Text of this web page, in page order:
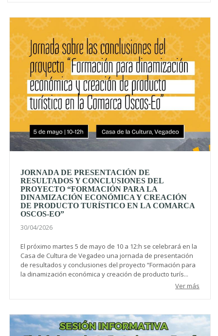
JORNADA DE PRESENTACIÓN DE
RESULTADOS Y CONCLUSIONES DEL
PROYECTO “FORMACIÓN PARA LA
DINAMIZACIÓN ECONÓMICA Y CREACIÓN
DE PRODUCTO TURÍSTICO EN LA COMARCA
OSCOS-EO”
30/04/2026
El próximo martes 5 de mayo de 10 a 12:h se celebrará en la
Casa de Cultura de Vegadeo una jornada de presentación
de resultados y conclusiones del proyecto “Formación para
la dinamización económica y creación de producto turís...
Ver más